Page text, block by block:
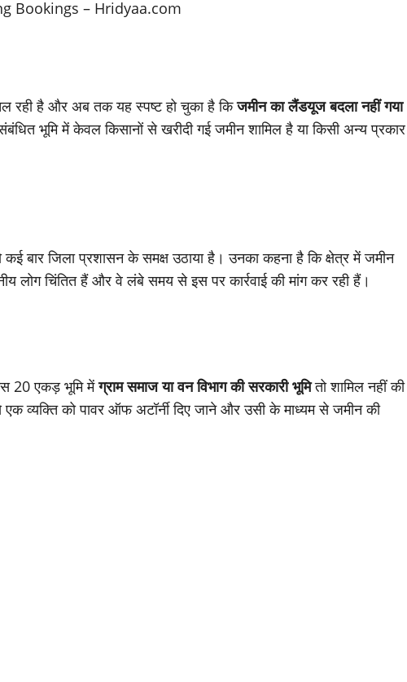
रही है और अब तक यह स्पष्ट हो चुका है किजमीन का लैंडयूज बदला नहीं गया
भूमि में केवल किसानों से खरीदी गई जमीन शामिल है या किसी अन्य प्रकार
कई बार जिला प्रशासन के समक्ष उठाया है। उनका कहना है कि क्षेत्र में जमीन
लोग चिंतित हैं और वे लंबे समय से इस पर कार्रवाई की मांग कर रही हैं।
20 एकड़ भूमि मेंग्राम समाज या वन विभाग की सरकारी भूमितो शामिल नहीं की
व्यक्ति को पावर ऑफ अटॉर्नी दिए जाने और उसी के माध्यम से जमीन की